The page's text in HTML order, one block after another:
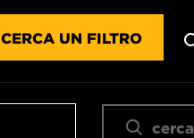
CERCA UN FILTRO
cerca